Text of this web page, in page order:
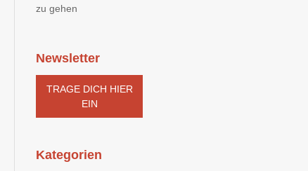
zu gehen
Newsletter
TRAGE DICH HIER
EIN
Kategorien